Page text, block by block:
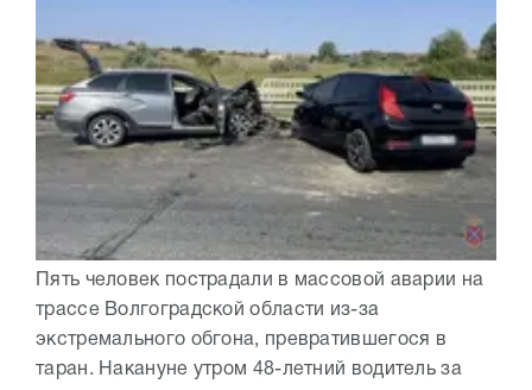
Пять человек пострадали в массовой аварии на
трассе Волгоградской области из-за
экстремального обгона, превратившегося в
таран. Накануне утром 48-летний водитель за